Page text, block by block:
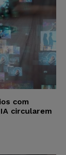
com
circularem